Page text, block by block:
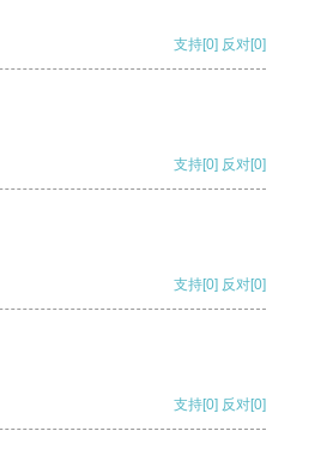
支持[0] 反对[0]
支持[0] 反对[0]
支持[0] 反对[0]
支持[0] 反对[0]